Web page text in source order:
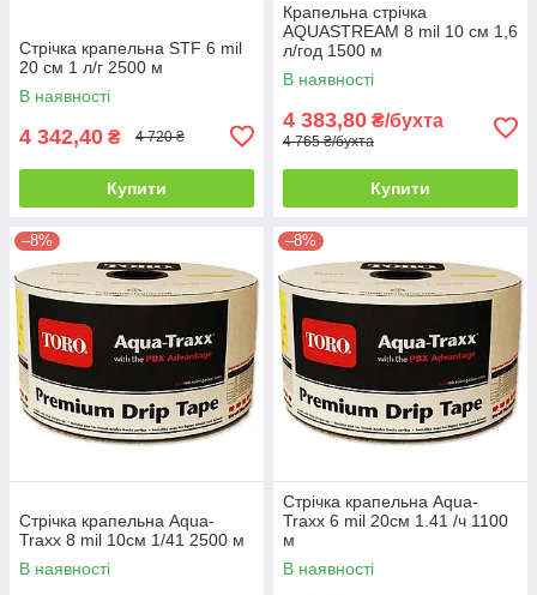
Стрічка крапельна STF 6 mil
20 см 1 л/г 2500 м
В наявності
4 342,40 ₴ 4 720 ₴
Купити
Крапельна стрічка
AQUASTREAM 8 mil 10 см 1,6
л/год 1500 м
В наявності
4 383,80 ₴/бухта
4 765 ₴/бухта
Купити
–8%
Стрічка крапельна Aqua-
Traxx 8 mil 10см 1/41 2500 м
В наявності
–8%
Стрічка крапельна Aqua-
Traxx 6 mil 20см 1.41 /ч 1100
м
В наявності